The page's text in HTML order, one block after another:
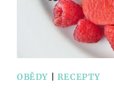
OBĚDY RECEPTY